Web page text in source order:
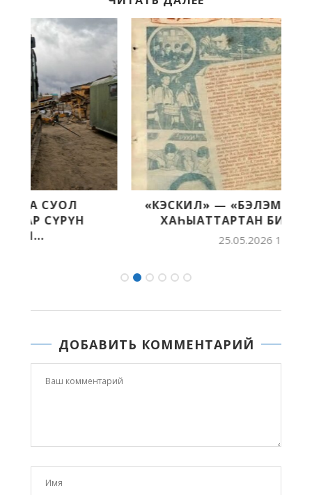
«КЭСКИЛ» — «БЭЛЭМ БУОЛ» БАСТЫҤ
ХАҺЫАТТАРТАН БИИРДЭСТЭРЭ
ДОБАВИТЬ КОММЕНТАРИЙ